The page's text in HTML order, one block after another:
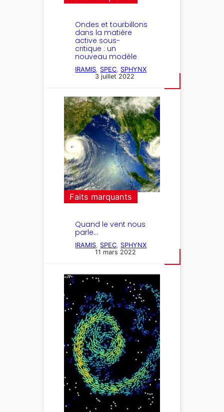
Ondes et tourbillons
dans la matière
active sous-
critique : un
nouveau modèle
IRAMIS SPEC SPHYNX
3 juillet 2022
Faits marquants
Quand le vent nous
parle…
IRAMIS, SPEC, SPHYNX
11 mars 2022